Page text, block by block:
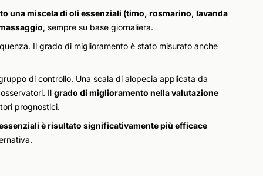
una miscela di oli essenziali (timo, rosmarino, lavanda
, sempre su base giornaliera.
Il grado di miglioramento è stato misurato anche
di controllo. Una scala di alopecia applicata da
Il grado di miglioramento nella valutazione
prognostici.
è risultato significativamente più efficace